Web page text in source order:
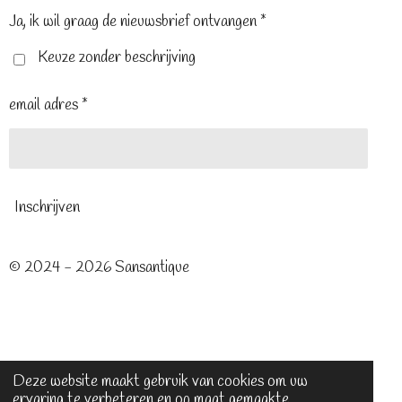
Deze website maakt gebruik van cookies om uw
o
e
t
r
m
Ja, ik wil graag de nieuwsbrief ontvangen *
Keuze zonder beschrijving
email adres *
Inschrijven
© 2024 - 2026 Sansantique